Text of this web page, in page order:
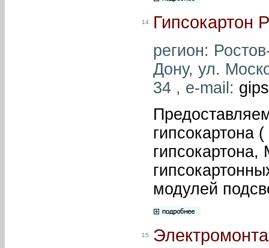
14. Гипсокартон
регион:
Дону, ул.
34 , e-mail:
гипсокартона
модулей
15.